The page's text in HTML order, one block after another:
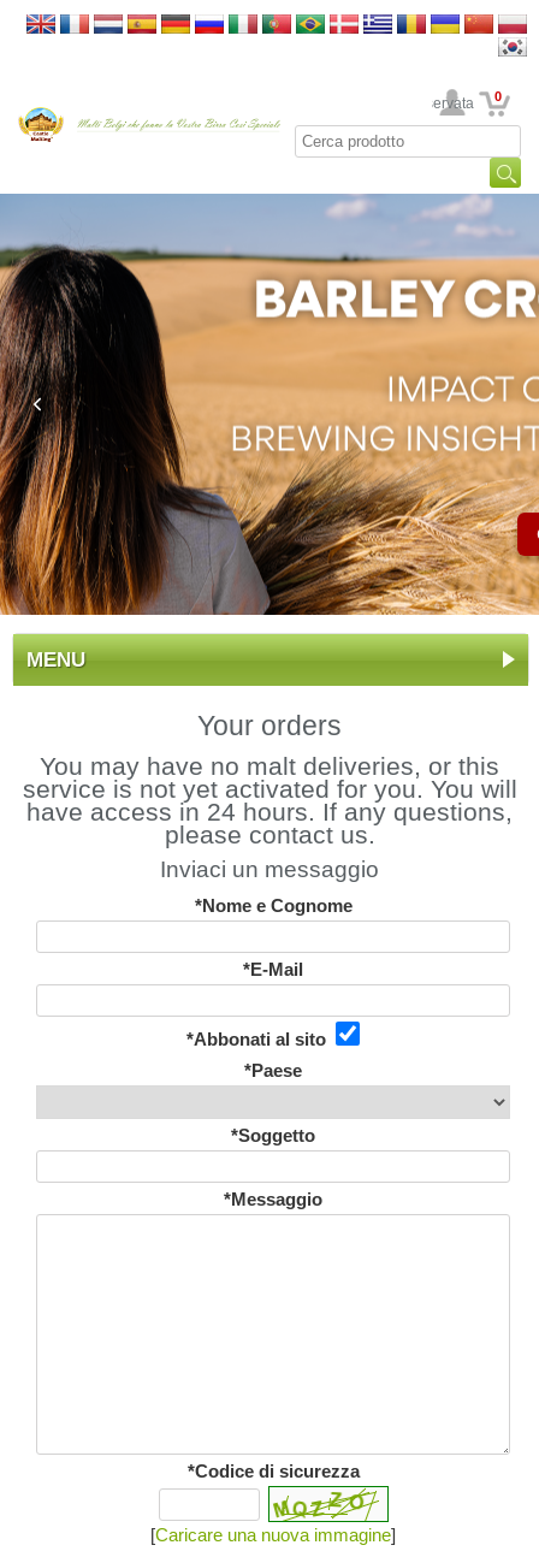
La sua area riservata 0
MENU
Your orders
You may have no malt deliveries, or this
service is not yet activated for you. You will
have access in 24 hours. If any questions,
please contact us.
Inviaci un messaggio
*Nome e Cognome
*E-Mail
*Abbonati al sito
*Paese
*Soggetto
*Messaggio
*Codice di sicurezza
[Caricare una nuova immagine]